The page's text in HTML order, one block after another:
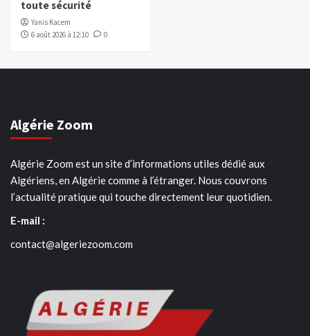
toute sécurité
Yanis Kacem
6 août 2026 à 12:10
0
Algérie Zoom
Algérie Zoom est un site d’informations utiles dédié aux
Algériens, en Algérie comme à l’étranger. Nous couvrons
l’actualité pratique qui touche directement leur quotidien.
E-mail :
contact@algeriezoom.com